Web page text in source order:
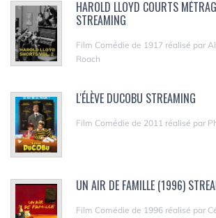
HAROLD LLOYD COURTS
STREAMING
Film Comédie de 1917 réalisé par
Roach
L'ÉLÈVE DUCOBU STREAMING
Film Comédie de 2011 réalisé par
UN AIR DE FAMILLE (1996)
Film Comédie de 1996 réalisé par